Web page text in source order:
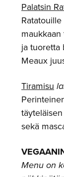
Palatsin
ja tuoretta
Meaux
Tiramisu
sekä
Menu on